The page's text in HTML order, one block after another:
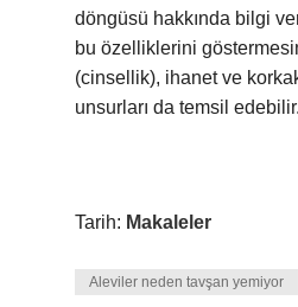
döngüsü hakkında bilgi
bu özelliklerini
(cinsellik), ihanet ve
unsurları da temsil edebilir.
Tarih: Makaleler
Aleviler neden tavşan yemiyor